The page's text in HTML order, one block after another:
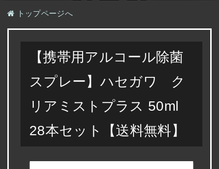
トップページへ
【携帯用アルコール除菌
スプレー】ハセガワ ク
リアミストプラス 50ml
28本セット【送料無料】